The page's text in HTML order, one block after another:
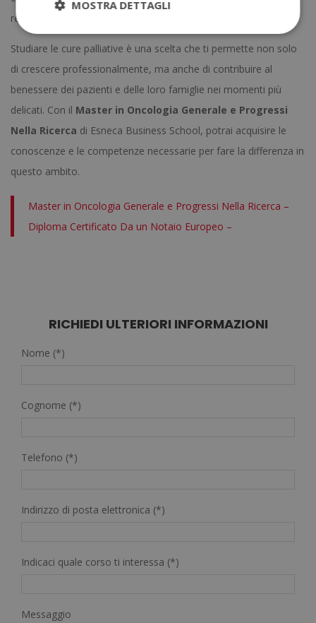
retributive più vantaggiose.
Studiare le cure palliative è una scelta che ti permette non solo
di crescere professionalmente, ma anche di contribuire al
benessere dei pazienti e delle loro famiglie nei momenti più
delicati. Con il Master in Oncologia Generale e Progressi
Nella Ricerca di Esneca Business School, potrai acquisire le
conoscenze e le competenze necessarie per fare la differenza in
questo ambito.
Master in Oncologia Generale e Progressi Nella Ricerca –
Diploma Certificato Da un Notaio Europeo –
RICHIEDI ULTERIORI INFORMAZIONI
Nome (*)
Cognome (*)
Telefono (*)
Indirizzo di posta elettronica (*)
Indicaci quale corso ti interessa (*)
Messaggio
MOSTRA DETTAGLI